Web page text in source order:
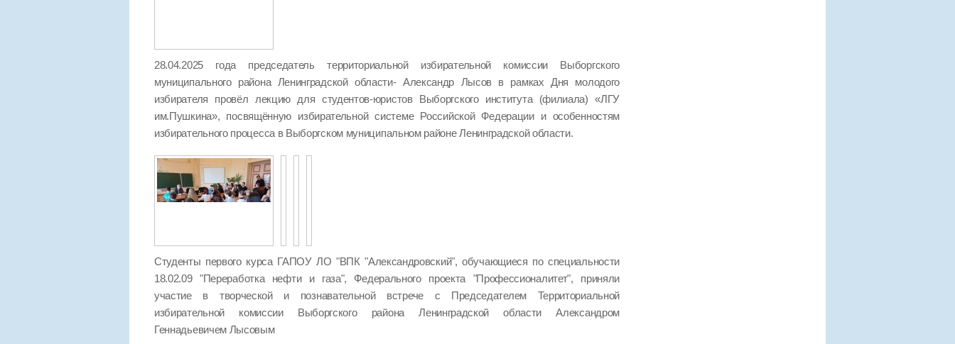
28.04.2025 года председатель территориальной избирательной комиссии Выборгского
муниципального района Ленинградской области- Александр Лысов в рамках Дня молодого
избирателя провёл лекцию для студентов-юристов Выборгского института (филиала) «ЛГУ
им.Пушкина», посвящённую избирательной системе Российской Федерации и особенностям
избирательного процесса в Выборгском муниципальном районе Ленинградской области.
Студенты первого курса ГАПОУ ЛО "ВПК "Александровский", обучающиеся по специальности
18.02.09 "Переработка нефти и газа", Федерального проекта "Профессионалитет", приняли
участие в творческой и познавательной встрече с Председателем Территориальной
избирательной комиссии Выборгского района Ленинградской области Александром
Геннадьевичем Лысовым